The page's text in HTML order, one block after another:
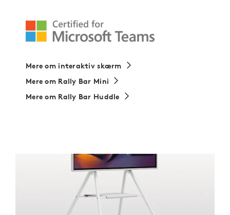
Mere om interaktiv skærm
Mere om Rally Bar Mini
Mere om Rally Bar Huddle